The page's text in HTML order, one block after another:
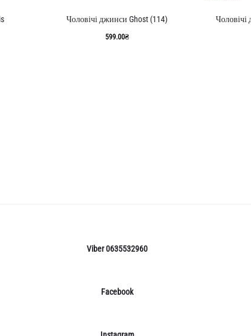
Чоловічі джинси Ghost (114)
599.00₴
Чоловічі
Viber 0635532960
Facebook